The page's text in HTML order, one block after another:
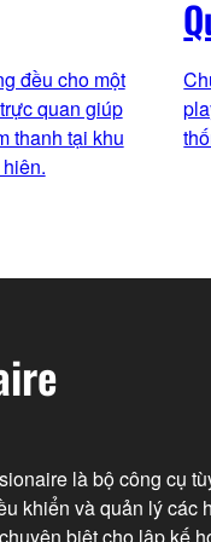
đều cho một
quan giúp
thanh tại khu
là bộ công cụ
khiển và quản lý các